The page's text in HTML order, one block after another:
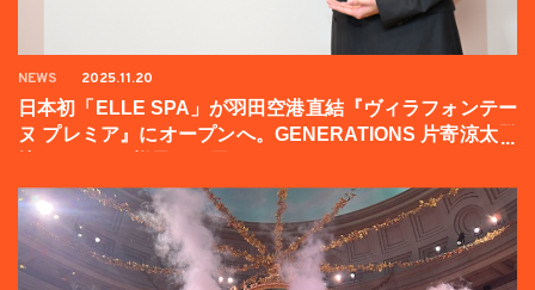
NEWS 2025.11.20
日本初「ELLE SPA」が羽田空港直結『ヴィラフォンテー
ヌ プレミア』にオープンへ。GENERATIONS 片寄涼太登